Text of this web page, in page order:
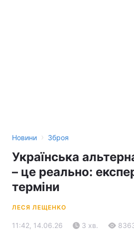
Новини › Зброя
Українська
– це реально:
терміни
ЛЕСЯ ЛЕЩЕНКО
11:42, 14.06.26 3 хв.